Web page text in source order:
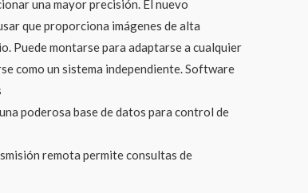
una mayor precisión. El nuevo
que proporciona imágenes de alta
Puede montarse para adaptarse a cualquier
como un sistema independiente. Software
poderosa base de datos para control de
remota permite consultas de